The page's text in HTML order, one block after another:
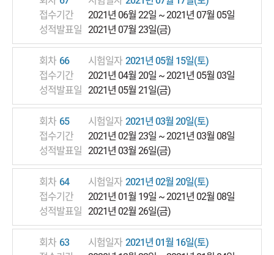
접수기간
2021년 06월 22일 ~ 2021년 07월 05일
성적발표일 2021년 07월 23일(금)
회차 66 시험일자 2021년 05월 15일(토)
접수기간
2021년 04월 20일 ~ 2021년 05월 03일
성적발표일 2021년 05월 21일(금)
회차 65 시험일자 2021년 03월 20일(토)
접수기간
2021년 02월 23일 ~ 2021년 03월 08일
성적발표일 2021년 03월 26일(금)
회차 64 시험일자 2021년 02월 20일(토)
접수기간
2021년 01월 19일 ~ 2021년 02월 08일
성적발표일 2021년 02월 26일(금)
회차 63 시험일자 2021년 01월 16일(토)